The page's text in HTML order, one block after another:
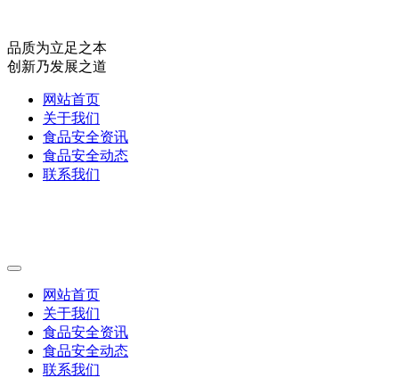
品质为立足之本
创新乃发展之道
网站首页
关于我们
食品安全资讯
食品安全动态
联系我们
网站首页
关于我们
食品安全资讯
食品安全动态
联系我们